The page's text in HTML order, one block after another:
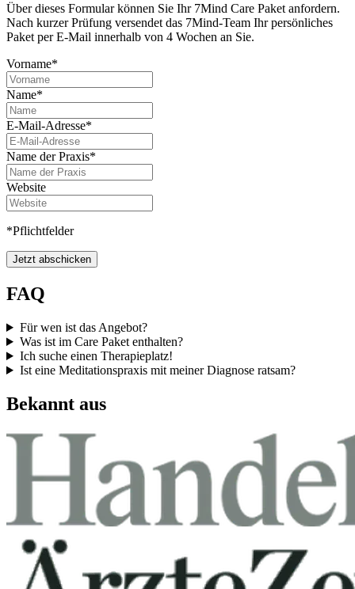
Über dieses For­mu­lar können Sie Ihr 7Mind Care Paket anfor­dern.
Nach kurzer Prü­fung versendet das 7Mind-Team Ihr per­sön­li­ches
Paket per E-Mail innerhalb von 4 Wochen an Sie.
Vorname*
Name*
E-Mail-Adresse*
Name der Praxis*
Website
*Pflichtfelder
Jetzt abschicken
FAQ
Für wen ist das Angebot?
Was ist im Care Paket enthalten?
Ich suche einen Therapieplatz!
Ist eine Meditationspraxis mit meiner Diagnose ratsam?
Bekannt aus